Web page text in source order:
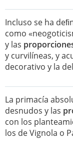
Incluso se ha
como
y las
y curvilíneas, y
decorativo y la
La primacía
desnudos y las
con los
los de Vignola o